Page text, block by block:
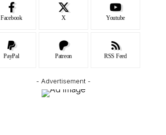
Facebook X Youtube
PayPal Patreon RSS Feed
- Advertisement -